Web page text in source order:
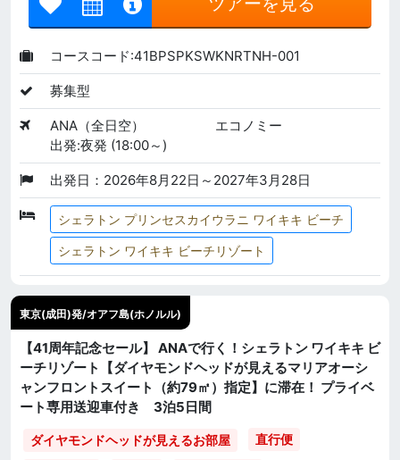
コースコード:41BPSPKSWKNRTNH-001
募集型
ANA（全日空）
エコノミー
出発:夜発 (18:00～)
出発日：2026年8月22日～2027年3月28日
シェラトン プリンセスカイウラニ ワイキキ ビーチ
シェラトン ワイキキ ビーチリゾート
東京(成田)発/オアフ島(ホノルル)
【41周年記念セール】 ANAで行く！シェラトン ワイキキ ビ
ーチリゾート【ダイヤモンドヘッドが見えるマリアオーシ
ャンフロントスイート（約79㎡）指定】に滞在！ プライベ
ート専用送迎車付き 3泊5日間
ダイヤモンドヘッドが見えるお部屋 直行便